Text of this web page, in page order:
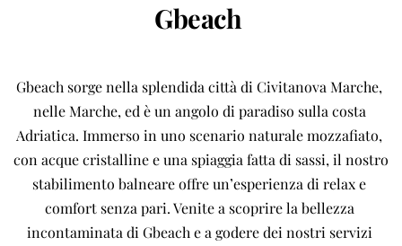
Gbeach
Gbeach sorge nella splendida città di Civitanova Marche,
nelle Marche, ed è un angolo di paradiso sulla costa
Adriatica. Immerso in uno scenario naturale mozzafiato,
con acque cristalline e una spiaggia fatta di sassi, il nostro
stabilimento balneare offre un’esperienza di relax e
comfort senza pari. Venite a scoprire la bellezza
incontaminata di Gbeach e a godere dei nostri servizi